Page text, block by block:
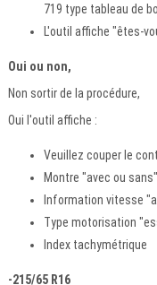
719 type tableau de
L'outil affiche "êtes-
Oui ou non,
Non sortir de la procédure,
Oui l'outil affiche :
Veuillez couper le
Montre "avec ou
Information vitesse
Type motorisation
Index tachymétrique
-215/65 R16